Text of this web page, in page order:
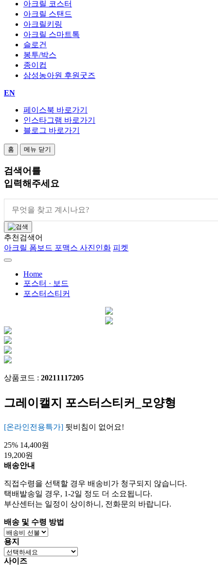
아크릴 코스터
아크릴 스탠드
아크릴키링
아크릴 스마트톡
슬로건
봉투/박스
종이컵
삼성농아원 후원굿즈
EN
페이스북 바로가기
인스타그램 바로가기
블로그 바로가기
홈 메뉴 닫기
검색어 를
입력해주세요
추천검색어
아크릴 폼보드 포맥스 사진인화 피켓
Home
포스터 · 보드
포스터스티커
상품코드 : 20211117205
그레이캘지 포스터스티커_모양형
[온라인전용특가] 뒷비침이 없어요!
25% 14,400원
19,200원
배송안내
직접수령을 선택할 경우 배송비가 청구되지 않습니다.
택배발송일 경우, 1-2일 정도 더 소요됩니다.
부산센터는 일정이 상이하니, 전화문의 바랍니다.
배송 및 수령 방법
용지
사이즈